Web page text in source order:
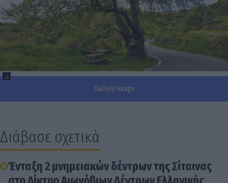
Gallery image
Διάβασε σχετικά
Ένταξη 2 μνημειακών δέντρων της Σίταινας